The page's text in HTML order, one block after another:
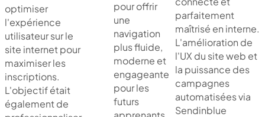
optimiser
l'expérience
utilisateur sur le
site internet pour
maximiser les
inscriptions.
L'objectif était
également de
pour offrir
une
navigation
plus fluide,
moderne et
engageante
pour les
futurs
parfaitement
maîtrisé en interne.
L'amélioration de
l'UX du site web et
la puissance des
campagnes
automatisées via
Sendinblue